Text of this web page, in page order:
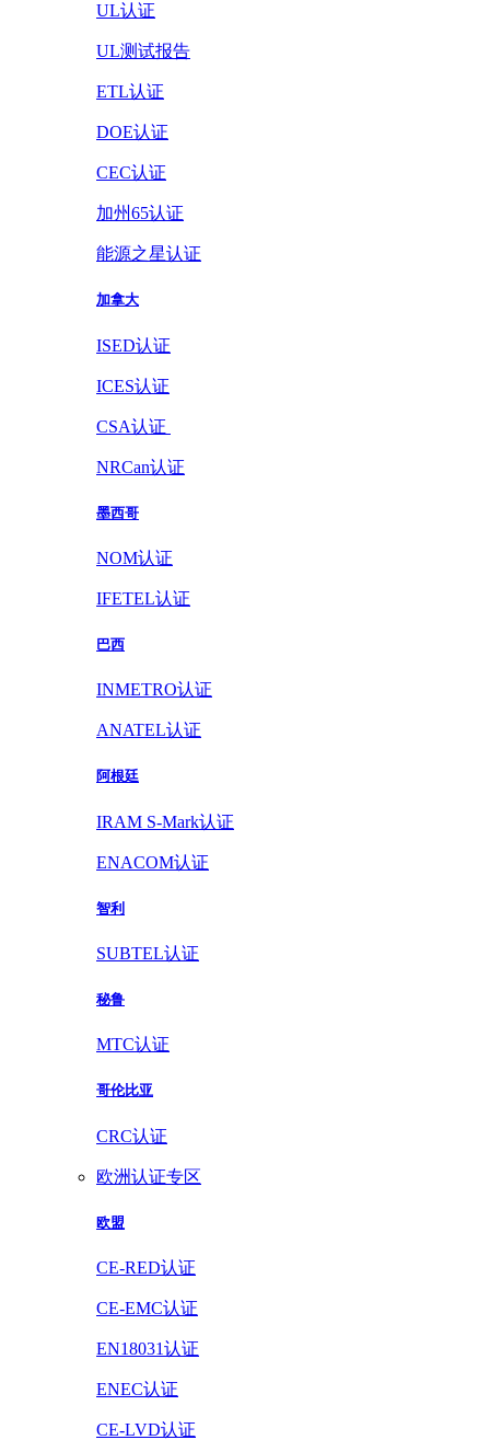
UL认证
UL测试报告
ETL认证
DOE认证
CEC认证
加州65认证
能源之星认证
加拿大
ISED认证
ICES认证
CSA认证
NRCan认证
墨西哥
NOM认证
IFETEL认证
巴西
INMETRO认证
ANATEL认证
阿根廷
IRAM S-Mark认证
ENACOM认证
智利
SUBTEL认证
秘鲁
MTC认证
哥伦比亚
CRC认证
欧洲认证专区
欧盟
CE-RED认证
CE-EMC认证
EN18031认证
ENEC认证
CE-LVD认证